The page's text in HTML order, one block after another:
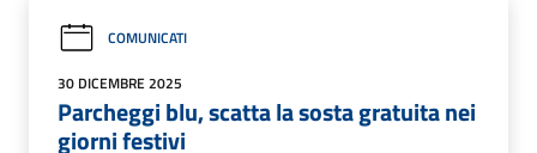
COMUNICATI
30 DICEMBRE 2025
Parcheggi blu, scatta la sosta gratuita nei
giorni festivi